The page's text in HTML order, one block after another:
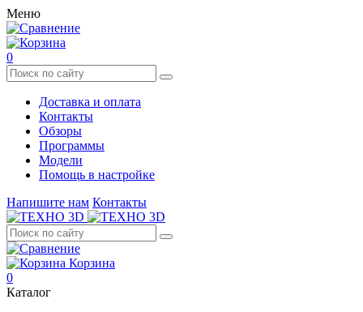
Меню
0
Доставка и оплата
Контакты
Обзоры
Программы
Модели
Помощь в настройке
Напишите нам Контакты
Корзина
0
Каталог